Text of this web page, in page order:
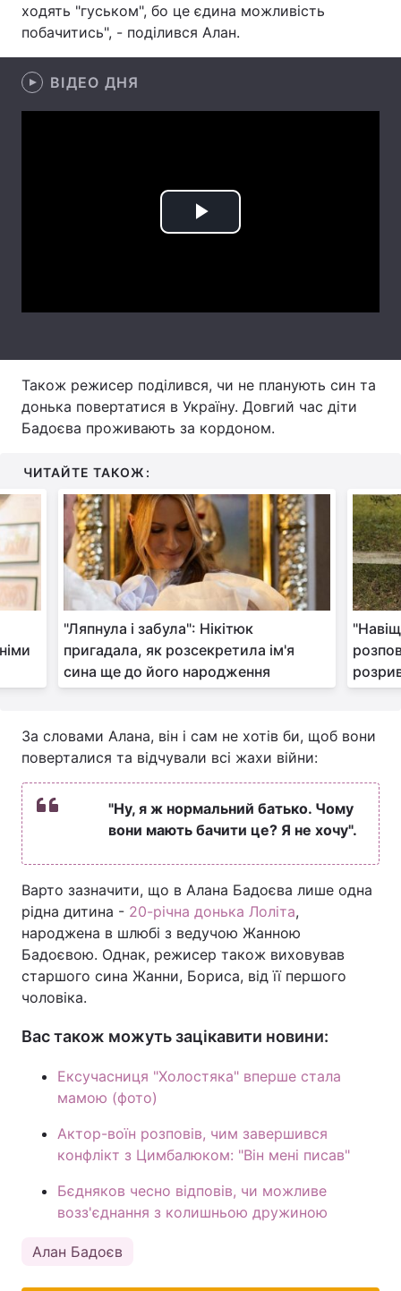
Лонгріди
Відео з Youtube
Тема оформлення
ходять "гуськом", бо це єдина можливість
побачитись", - поділився Алан.
ВІДЕО ДНЯ
Play
Також режисер поділився, чи не планують син та
донька повертатися в Україну. Довгий час діти
Бадоєва проживають за кордоном.
ЧИТАЙТЕ ТАКОЖ:
"Ляпнула і забула": Нікітюк
пригадала, як розсекретила ім'я
сина ще до його народження
За словами Алана, він і сам не хотів би, щоб вони
поверталися та відчували всі жахи війни:
"Ну, я ж нормальний батько. Чому
вони мають бачити це? Я не хочу".
Варто зазначити, що в Алана Бадоєва лише одна
рідна дитина - 20-річна донька Лоліта,
народжена в шлюбі з ведучою Жанною
Бадоєвою. Однак, режисер також виховував
старшого сина Жанни, Бориса, від її першого
чоловіка.
Вас також можуть зацікавити новини:
Ексучасниця "Холостяка" вперше стала
мамою (фото)
Актор-воїн розповів, чим завершився
конфлікт з Цимбалюком: "Він мені писав"
Бєдняков чесно відповів, чи можливе
возз'єднання з колишньою дружиною
Алан Бадоєв